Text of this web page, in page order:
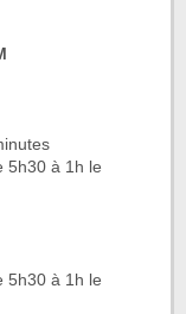
5h30 à 1h le
5h30 à 1h le